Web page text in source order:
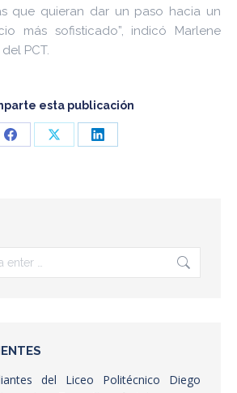
que quieran dar un paso hacia un
más sofisticado”, indicó Marlene
PCT.
esta publicación
Share
Share
Share
del Liceo Politécnico Diego